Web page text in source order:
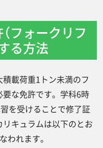
フォークリフ
る方法
載荷重1トン未満のフ
な免許です。学科6時
を受けることで修了証
リキュラムは以下のとお
われます。